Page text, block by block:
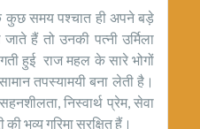
कुछ समय पश्चात ही अपने बड़े
हैं तो उनकी पत्नी उर्मिला
हुई राज महल के सारे भोगों
तपस्यामयी बना लेती है।
निस्वार्थ प्रेम, सेवा
की भव्य गरिमा सुरक्षित हैं।